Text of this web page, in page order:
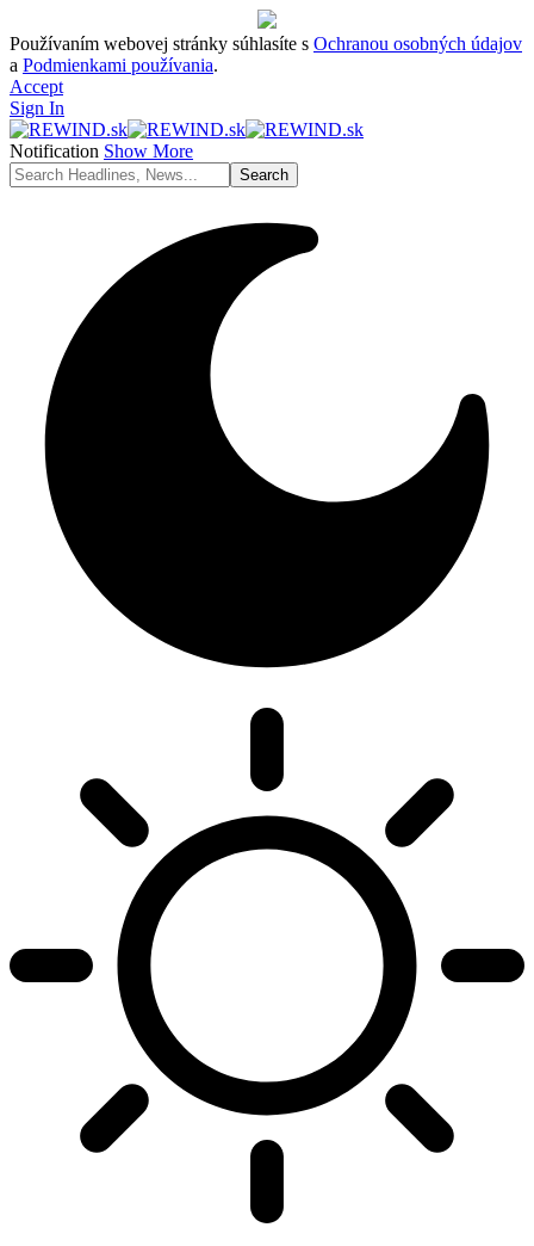
Používaním webovej stránky súhlasíte s Ochranou osobných údajov
a Podmienkami používania.
Accept
Sign In
Notification Show More